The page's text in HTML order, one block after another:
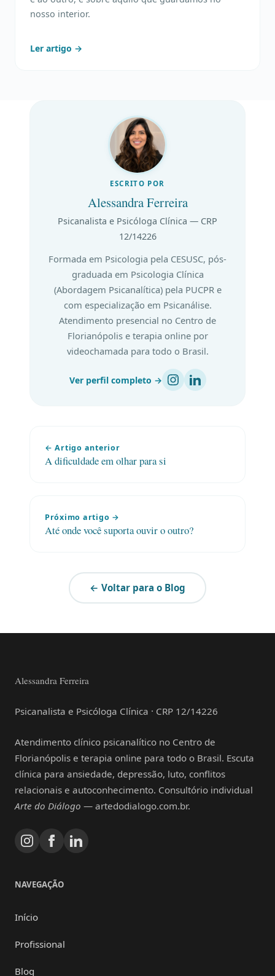
nosso interior.
Ler artigo →
ESCRITO POR
Alessandra Ferreira
Psicanalista e Psicóloga Clínica — CRP
12/14226
Formada em Psicologia pela CESUSC, pós-
graduada em Psicologia Clínica
(Abordagem Psicanalítica) pela PUCPR e
com especialização em Psicanálise.
Atendimento presencial no Centro de
Florianópolis e terapia online por
videochamada para todo o Brasil.
Ver perfil completo →
← Artigo anterior
A dificuldade em olhar para si
Próximo artigo →
Até onde você suporta ouvir o outro?
← Voltar para o Blog
Alessandra Ferreira
Psicanalista e Psicóloga Clínica · CRP 12/14226
Atendimento clínico psicanalítico no Centro de
Florianópolis e terapia online para todo o Brasil. Escuta
clínica para ansiedade, depressão, luto, conflitos
relacionais e autoconhecimento. Consultório individual
Arte do Diálogo — artedodialogo.com.br.
NAVEGAÇÃO
Início
Profissional
Blog